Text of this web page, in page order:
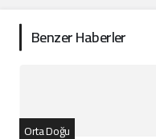
Benzer Haberler
Orta Doğu